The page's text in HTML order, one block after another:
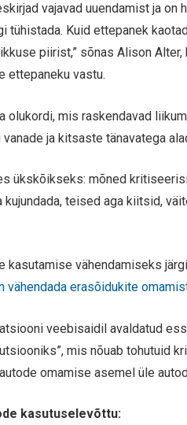
vajavad uuendamist ja on
Kuid ettepanek
piirist,” sõnas Alison
ettepaneku vastu.
olukordi, mis raskendavad
ja kitsaste tänavatega
ükskõikseks: mõned
teised aga kiitsid,
vähendamiseks
vähendada erasõidukite
veebisaidil avaldatud
mis nõuab tohutuid
omamise asemel üle
kasutuselevõttu: